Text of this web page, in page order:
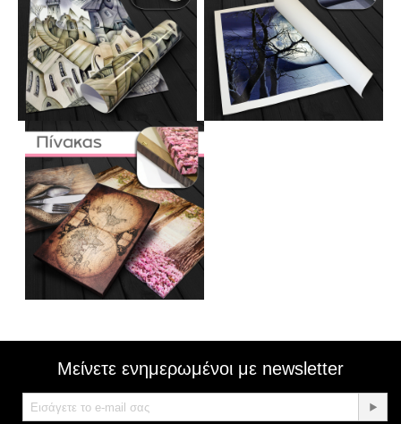
Μείνετε ενημερωμένοι με newsletter